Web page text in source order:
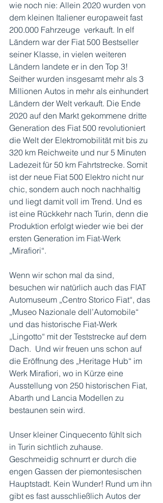
wie noch nie: Allein 2020 wurden von
dem kleinen Italiener europaweit fast
200.000 Fahrzeuge  verkauft. In elf
Ländern war der Fiat 500 Bestseller
seiner Klasse, in vielen weiteren
Ländern landete er in den Top 3!
Seither wurden insgesamt mehr als 3
Millionen Autos in mehr als einhundert
Ländern der Welt verkauft. Die Ende
2020 auf den Markt gekommene dritte
Generation des Fiat 500 revolutioniert
die Welt der Elektromobilität mit bis zu
320 km Reichweite und nur 5 Minuten
Ladezeit für 50 km Fahrtstrecke. Somit
ist der neue Fiat 500 Elektro nicht nur
chic, sondern auch noch nachhaltig
und liegt damit voll im Trend. Und es
ist eine Rückkehr nach Turin, denn die
Produktion erfolgt wieder wie bei der
ersten Generation im Fiat-Werk
„Mirafiori“.
Wenn wir schon mal da sind,
besuchen wir natürlich auch das FIAT
Automuseum „Centro Storico Fiat“, das
„Museo Nazionale dell’Automobile“
und das historische Fiat-Werk
„Lingotto“ mit der Teststrecke auf dem
Dach.  Und wir freuen uns schon auf
die Eröffnung des „Heritage Hub“ im
Werk Mirafiori, wo in Kürze eine
Ausstellung von 250 historischen Fiat,
Abarth und Lancia Modellen zu
bestaunen sein wird.
Unser kleiner Cinquecento fühlt sich
in Turin sichtlich zuhause.
Geschmeidig schnurrt er durch die
engen Gassen der piemontesischen
Hauptstadt. Kein Wunder! Rund um ihn
gibt es fast ausschließlich Autos der